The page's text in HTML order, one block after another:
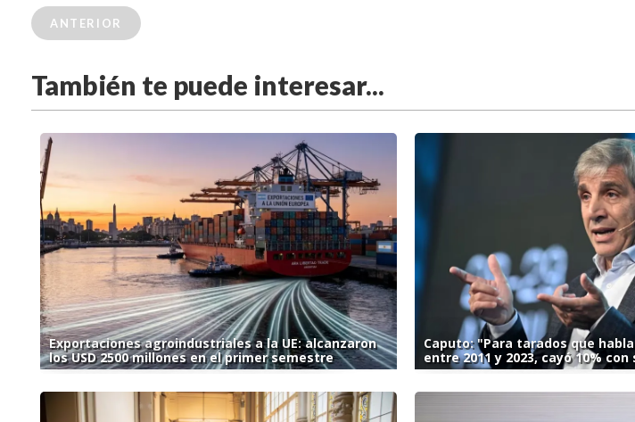
ANTERIOR
También te puede interesar...
Exportaciones agroindustriales a la UE: alcanzaron
los USD 2500 millones en el primer semestre
Caputo: "Para tarados que
entre 2011 y 2023, cayó 10%